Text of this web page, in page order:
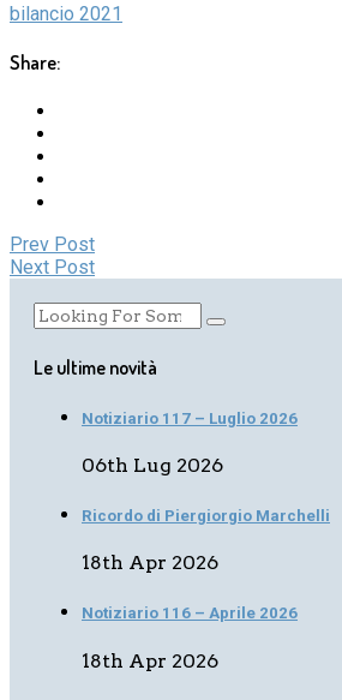
bilancio 2021
Share:
Prev Post
Next Post
Le ultime novità
Notiziario 117 – Luglio 2026
06th Lug 2026
Ricordo di Piergiorgio Marchelli
18th Apr 2026
Notiziario 116 – Aprile 2026
18th Apr 2026